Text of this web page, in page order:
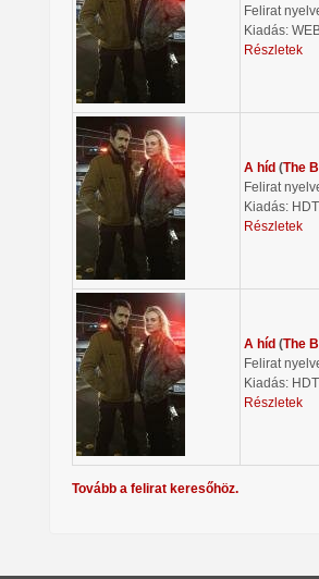
Felirat
Kiadás:
Részletek
A híd (The
Felirat
Kiadás:
Részletek
A híd (The
Felirat
Kiadás:
Részletek
Tovább a felirat keresőhöz.